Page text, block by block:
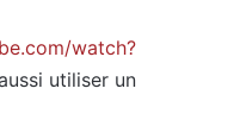
watch?
utiliser un